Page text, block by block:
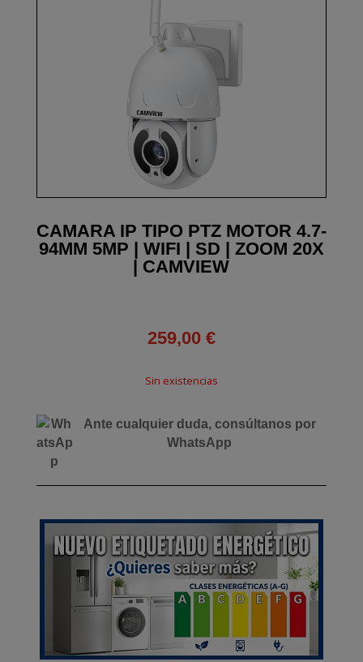
CAMARA IP TIPO PTZ MOTOR 4.7-
94MM 5MP | WIFI | SD | ZOOM 20X
| CAMVIEW
259,00 €
Sin existencias
Ante cualquier duda, consúltanos por
WhatsApp